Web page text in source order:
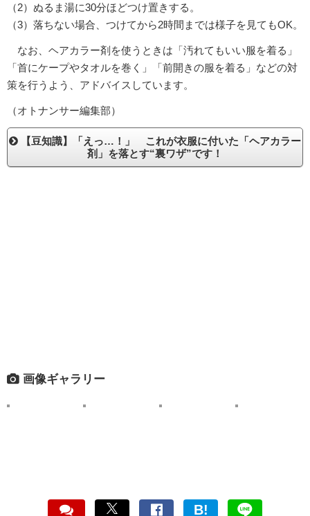
（2）ぬるま湯に30分ほどつけ置きする。
（3）落ちない場合、つけてから2時間までは様子を見てもOK。
なお、ヘアカラー剤を使うときは「汚れてもいい服を着る」
「首にケープやタオルを巻く」「前開きの服を着る」などの対
策を行うよう、アドバイスしています。
（オトナンサー編集部）
【豆知識】「えっ…！」 これが衣服に付いた「ヘアカラー
剤」を落とす“裏ワザ”です！
画像ギャラリー
B!